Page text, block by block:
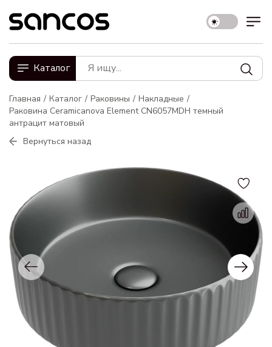
Каталог
Главная Каталог Раковины
Накладные
Раковина Ceramicanova Element CN6057MDH темный
антрацит матовый
Вернуться назад